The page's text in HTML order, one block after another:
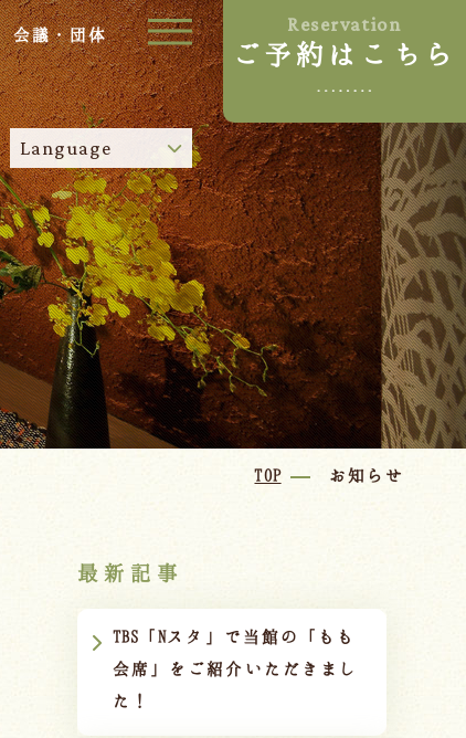
会議・団体 Reservation
ご予約はこちら
Language
TOP お知らせ
最新記事
TBS「Nスタ」で当館の「もも
会席」をご紹介いただきまし
た！
ご宿泊プラン
お部屋からプランを選ぶ
空室カレンダーから選ぶ
Tel.024-542-2226/
9:00~18:00
Language